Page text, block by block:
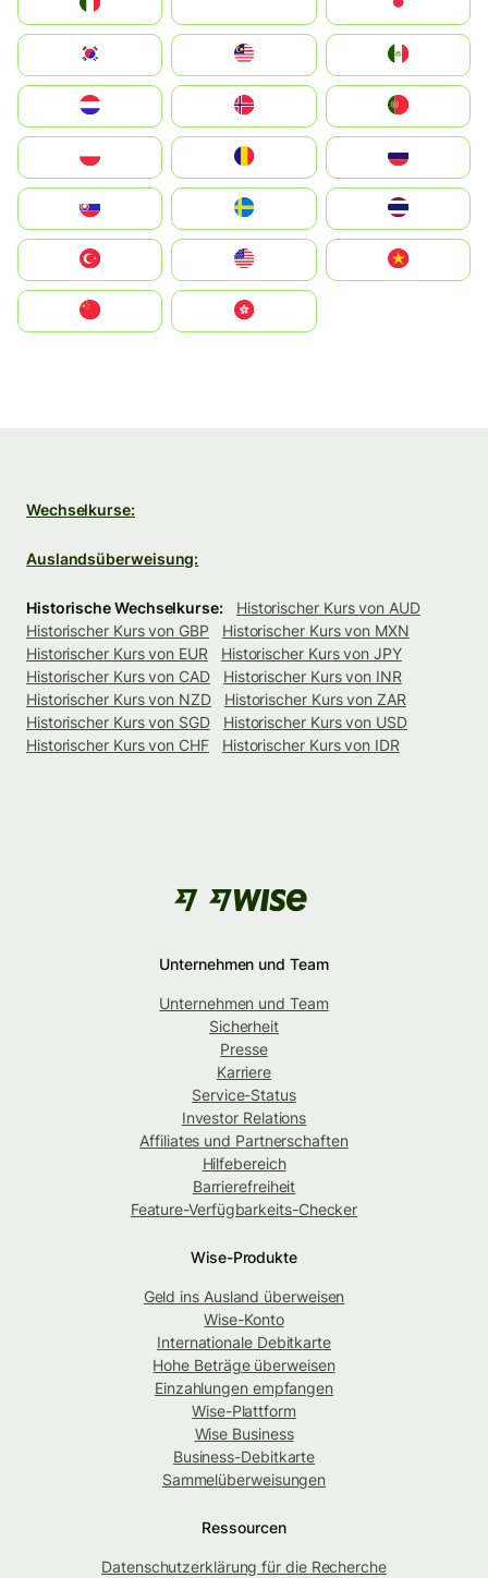
South Korea
United States
中國香港特別行政區
Wechselkurse:
Auslandsüberweisung:
Historische Wechselkurse:
Historischer Kurs von AUD
Historischer Kurs von GBP
Historischer Kurs von MXN
Historischer Kurs von EUR
Historischer Kurs von JPY
Historischer Kurs von CAD
Historischer Kurs von INR
Historischer Kurs von NZD
Historischer Kurs von ZAR
Historischer Kurs von SGD
Historischer Kurs von USD
Historischer Kurs von CHF
Historischer Kurs von IDR
Unternehmen und Team
Unternehmen und Team
Sicherheit
Presse
Karriere
Service-Status
Investor Relations
Affiliates und Partnerschaften
Hilfebereich
Barrierefreiheit
Feature-Verfügbarkeits-Checker
Wise-Produkte
Geld ins Ausland überweisen
Wise-Konto
Internationale Debitkarte
Hohe Beträge überweisen
Einzahlungen empfangen
Wise-Plattform
Wise Business
Business-Debitkarte
Sammelüberweisungen
Ressourcen
Datenschutzerklärung für die Recherche